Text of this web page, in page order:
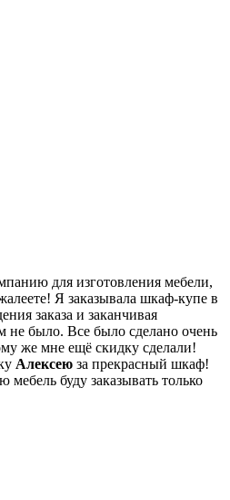
для изготовления мебели,
Я заказывала шкаф-купе в
заказа и заканчивая
не было. Все было сделано очень
же мне ещё скидку сделали!
Алексею за прекрасный шкаф!
мебель буду заказывать только